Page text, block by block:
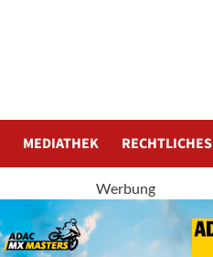
MEDIATHEK RECHTLICHES
Werbung